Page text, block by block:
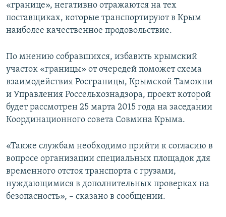
«границе», негативно отражаются на тех
поставщиках, которые транспортируют в Крым
наиболее качественное продовольствие.
По мнению собравшихся, избавить крымский
участок «границы» от очередей поможет схема
взаимодействия Росграницы, Крымской Таможни
и Управления Россельхознадзора, проект которой
будет рассмотрен 25 марта 2015 года на заседании
Координационного совета Совмина Крыма.
«Также службам необходимо прийти к согласию в
вопросе организации специальных площадок для
временного отстоя транспорта с грузами,
нуждающимися в дополнительных проверках на
безопасность», – сказано в сообщении.